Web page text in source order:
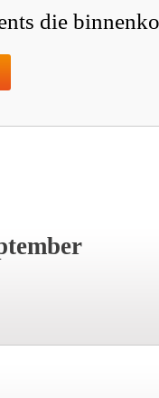
die